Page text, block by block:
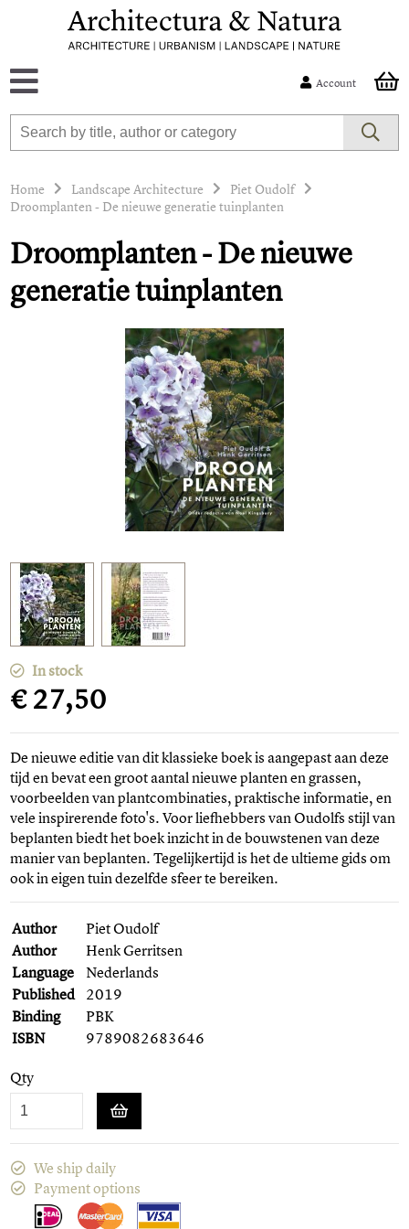
Account
Home Landscape Architecture
Piet Oudolf
Droomplanten - De nieuwe generatie tuinplanten
Droomplanten - De nieuwe
generatie tuinplanten
In stock
€ 27,50
De nieuwe editie van dit klassieke boek is aangepast aan deze
tijd en bevat een groot aantal nieuwe planten en grassen,
voorbeelden van plantcombinaties, praktische informatie, en
vele inspirerende foto's. Voor liefhebbers van Oudolfs stijl van
beplanten biedt het boek inzicht in de bouwstenen van deze
manier van beplanten. Tegelijkertijd is het de ultieme gids om
ook in eigen tuin dezelfde sfeer te bereiken.
Author
Piet Oudolf
Author
Henk Gerritsen
Language
Nederlands
Published 2019
Binding
PBK
ISBN
9789082683646
Qty
We ship daily
Payment options